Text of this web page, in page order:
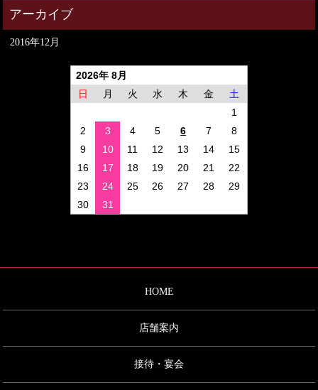
2016年12月
2026年 8月
日
月 火 水 木 金
土
1
2
3 4 5 6 7
8
9
10 11 12 13 14
15
16
17 18 19 20 21
22
23
24 25 26 27 28
29
30
31
HOME
店舗案内
接待・宴会